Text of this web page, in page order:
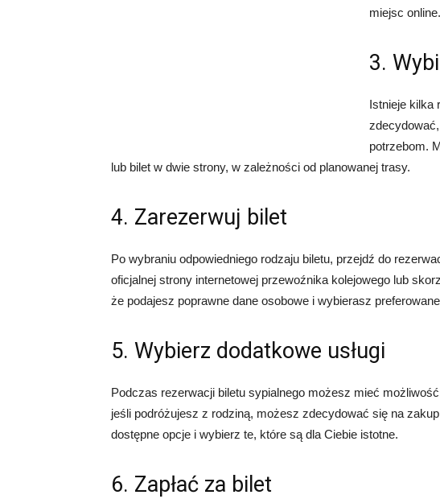
miejsc online.
3.
Istnieje kilka
potrzebom.
lub bilet w dwie strony, w zależności od planowanej trasy.
4. Zarezerwuj bilet
Po wybraniu odpowiedniego rodzaju biletu, przejdź do
oficjalnej strony internetowej przewoźnika kolejowego lub
że podajesz poprawne dane osobowe i wybierasz
5. Wybierz dodatkowe usługi
Podczas rezerwacji biletu sypialnego możesz mieć
jeśli podróżujesz z rodziną, możesz zdecydować się na
dostępne opcje i wybierz te, które są dla Ciebie istotne.
6. Zapłać za bilet